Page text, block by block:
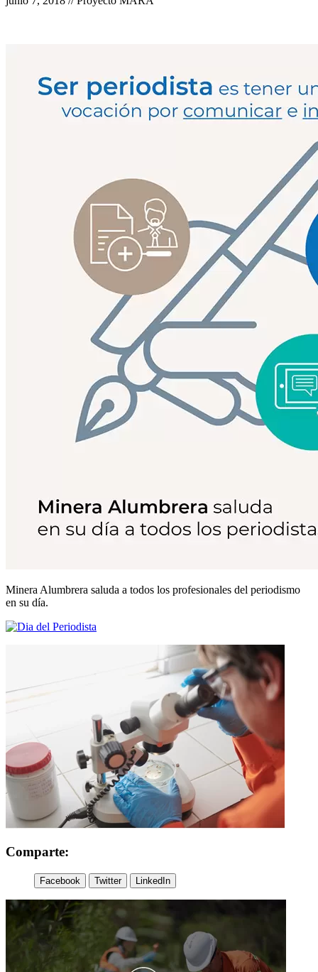
Minera Alumbrera saluda a todos los profesionales del periodismo
en su día.
Comparte:
Facebook Twitter LinkedIn